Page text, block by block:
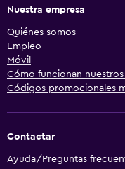
Nuestra empresa
Quiénes somos
Empleo
Móvil
Cómo funcionan
Códigos promocionales
Contactar
Ayuda/Preguntas